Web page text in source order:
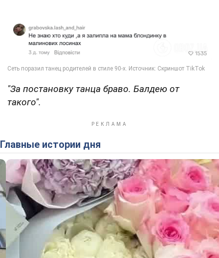
"За постановку танца браво. Балдею от
такого".
Главные истории дня